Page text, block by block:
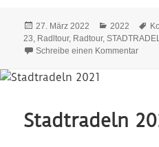
Veröffentlicht
am
27. März 2022 Kategorien
2022
23 Radltour, Radtour,
Schreibe einen Kommentarzu
Stadtradeln